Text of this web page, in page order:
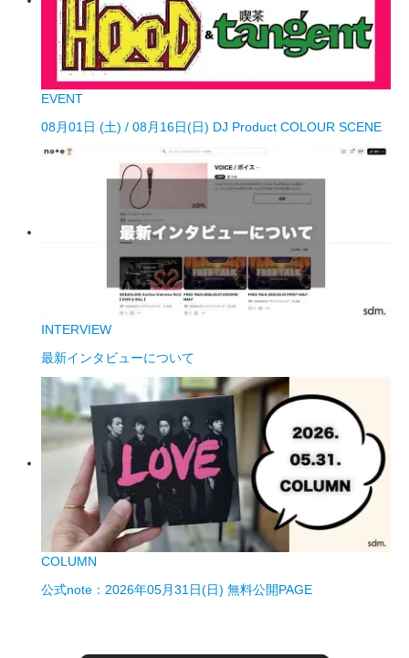
EVENT
08月01日 (土) / 08月16日(日) DJ Product COLOUR SCENE
INTERVIEW
最新インタビューについて
COLUMN
公式note：2026年05月31日(日) 無料公開PAGE